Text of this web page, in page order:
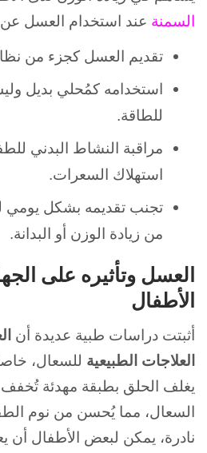
السمنة عند استخدام العسل
تقديم العسل كجزء من
استخدامه كمُحلي بديل
للطاقة.
مراقبة النشاط البدني
استهلاك السعرات.
تجنب تقديمه بشكل يومي
من زيادة الوزن أو البدانة.
العسل وتأثيره على
الأطفال
أثبتت دراسات طبية عديدة أن
العلاجات الطبيعية للسعال،
يغلف الحلق بطبقة مهدئة
السعال، مما يُحسن من نوم
نادرة، يمكن لبعض الأطفال أن